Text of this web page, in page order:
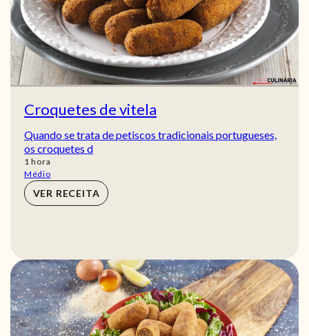
Croquetes de vitela
Quando se trata de petiscos tradicionais portugueses,
os croquetes d
1 hora
hora
Médio
VER RECEITA